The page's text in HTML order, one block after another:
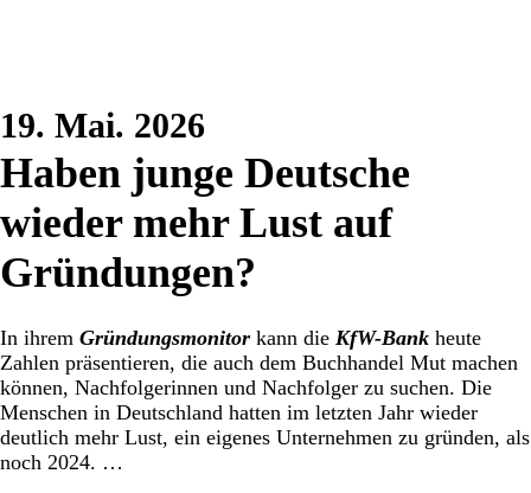
19. Mai. 2026
Haben junge Deutsche
wieder mehr Lust auf
Gründungen?
In ihrem Gründungsmonitor kann die KfW-Bank heute
Zahlen präsentieren, die auch dem Buchhandel Mut machen
können, Nachfolgerinnen und Nachfolger zu suchen. Die
Menschen in Deutschland hatten im letzten Jahr wieder
deutlich mehr Lust, ein eigenes Unternehmen zu gründen, als
noch 2024. …